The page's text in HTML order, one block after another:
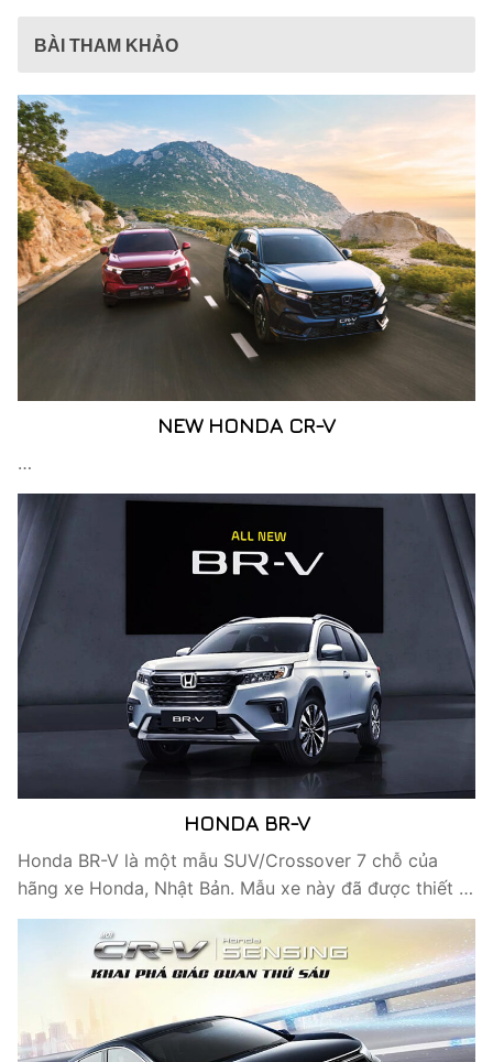
BÀI THAM KHẢO
NEW HONDA CR-V
…
HONDA BR-V
Honda BR-V là một mẫu SUV/Crossover 7 chỗ của
hãng xe Honda, Nhật Bản. Mẫu xe này đã được thiết …